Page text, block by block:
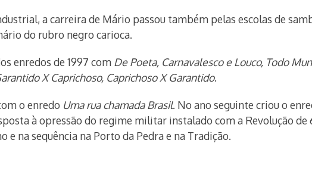
a carreira de Mário passou também pelas escolas de
do rubro negro carioca.
enredos de 1997 com De Poeta, Carnavalesco e Louco, Todo
X Caprichoso, Caprichoso X Garantido.
o enredo Uma rua chamada Brasil. No ano seguinte criou o
à opressão do regime militar instalado com a Revolução de
na sequência na Porto da Pedra e na Tradição.